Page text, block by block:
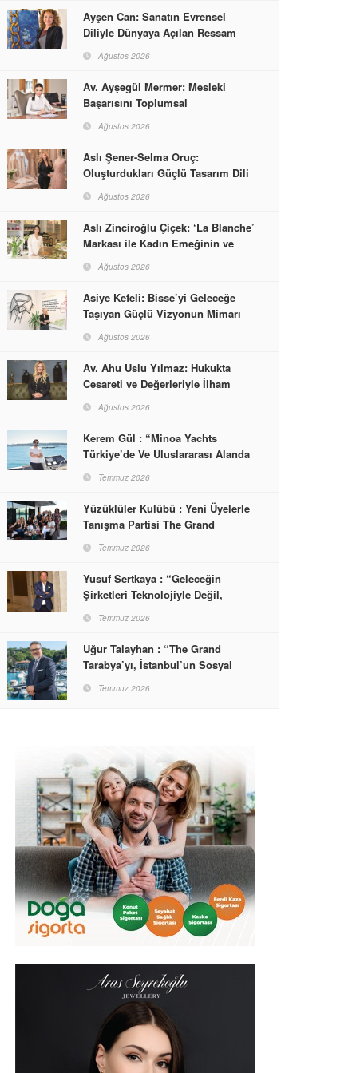
Ayşen Can: Sanatın Evrensel
Diliyle Dünyaya Açılan Ressam
Ağustos 2026
Av. Ayşegül Mermer: Mesleki
Başarısını Toplumsal
Ağustos 2026
Aslı Şener-Selma Oruç:
Oluşturdukları Güçlü Tasarım Dili
Dünyasına İmzalarını Attılar
Ağustos 2026
Aslı Zinciroğlu Çiçek: ‘La Blanche’
Markası ile Kadın Emeğinin ve
Başarabileceğinin En Güzel
Örneğini Sunuyor
Ağustos 2026
Asiye Kefeli: Bisse’yi Geleceğe
Taşıyan Güçlü Vizyonun Mimarı
Ağustos 2026
Av. Ahu Uslu Yılmaz: Hukukta
Cesareti ve Değerleriyle İlham
Ağustos 2026
Kerem Gül : “Minoa Yachts
Türkiye’de Ve Uluslararası Alanda
Markası Olacak”
Temmuz 2026
Yüzüklüler Kulübü : Yeni Üyelerle
Tanışma Partisi The Grand
Temmuz 2026
Yusuf Sertkaya : “Geleceğin
Şirketleri Teknolojiyle Değil,
Temmuz 2026
Uğur Talayhan : “The Grand
Tarabya’yı, İstanbul’un Sosyal
Destinasyon Haline Getirmeyi
Temmuz 2026